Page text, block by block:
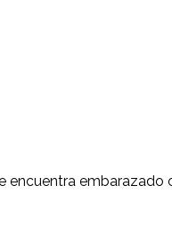
encuentra embarazado